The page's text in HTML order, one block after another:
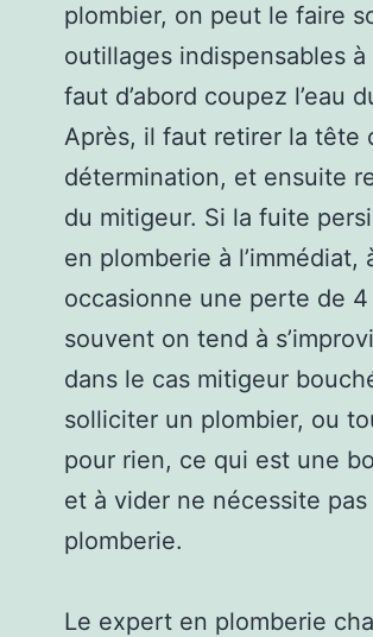
plombier, on peut le faire
outillages indispensables à
faut d’abord coupez l’eau
Après, il faut retirer la tête
détermination, et ensuite
du mitigeur. Si la fuite
en plomberie à
occasionne une perte de
souvent on tend à
dans le cas mitigeur
solliciter un plombier, ou
pour rien, ce qui est une
et à vider ne nécessite
plomberie.
Le expert en plomberie